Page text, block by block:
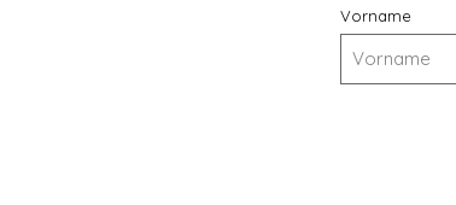
Vorname